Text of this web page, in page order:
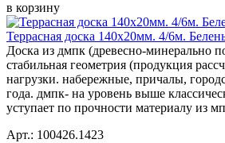
в корзину
Террасная доска 140x20мм. 4/6м.
Доска из дмпк (древесно-минерально
стабильная геометрия (продукция
нагрузки. набережные, причалы,
года. дмпк- на уровень выше
уступает по прочности материалу из
Арт.: 100426.1423